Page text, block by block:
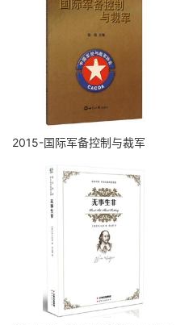
2015-国际军备控制与裁军